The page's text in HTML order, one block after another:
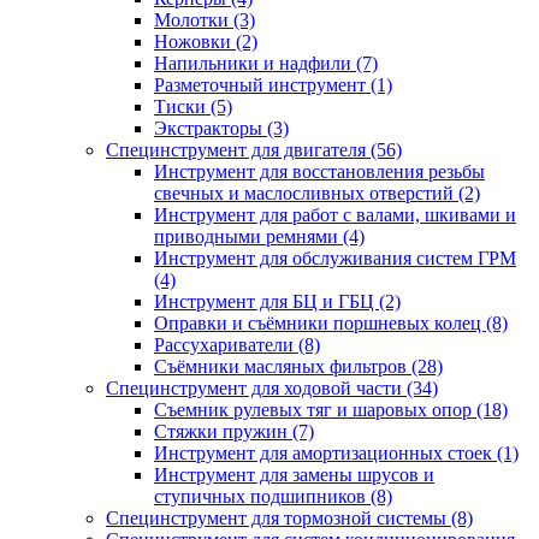
Молотки (3)
Ножовки (2)
Напильники и надфили (7)
Разметочный инструмент (1)
Тиски (5)
Экстракторы (3)
Специнструмент для двигателя (56)
Инструмент для восстановления резьбы
свечных и маслосливных отверстий (2)
Инструмент для работ с валами, шкивами и
приводными ремнями (4)
Инструмент для обслуживания систем ГРМ
(4)
Инструмент для БЦ и ГБЦ (2)
Оправки и съёмники поршневых колец (8)
Рассухариватели (8)
Съёмники масляных фильтров (28)
Специнструмент для ходовой части (34)
Съемник рулевых тяг и шаровых опор (18)
Стяжки пружин (7)
Инструмент для амортизационных стоек (1)
Инструмент для замены шрусов и
ступичных подшипников (8)
Специнструмент для тормозной системы (8)